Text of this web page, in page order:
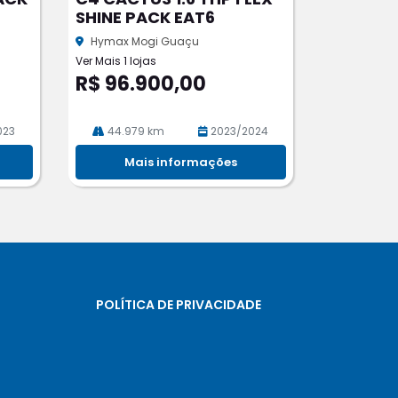
rtil
he
SHINE PACK EAT6
Hymax Mogi Guaçu
Ver Mais 1 lojas
R$ 96.900,00
44.979 km 2023/2024
Mais informações
POLÍTICA DE PRIVACIDADE